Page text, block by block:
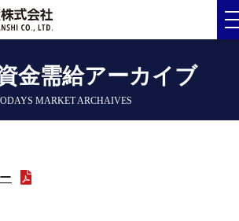
金需給アーカイブ
MARKET ARCHAIVES